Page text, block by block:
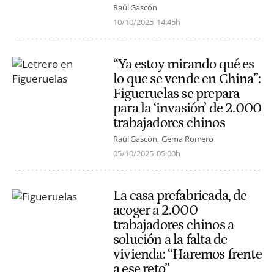
Raúl Gascón
10/10/2025 14:45h
“Ya estoy mirando qué es
lo que se vende en China”:
Figueruelas se prepara
para la ‘invasión’ de 2.000
trabajadores chinos
Raúl Gascón Gema Romero
05/10/2025 05:00h
La casa prefabricada, de
acoger a 2.000
trabajadores chinos a
solución a la falta de
vivienda: “Haremos frente